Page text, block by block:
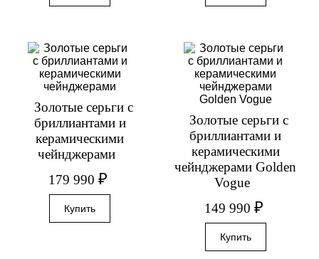
Золотые серьги с
бриллиантами и
керамическими
чейнджерами
179 990₽
Золотые серьги с
бриллиантами и
керамическими
чейнджерами Golden
Vogue
149 990 ₽